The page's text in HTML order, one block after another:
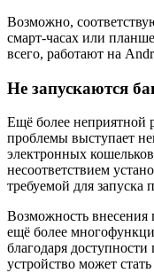
Возможно,
смарт-часах или
всего, работают на
Не запускаются
Ещё более неприятной
проблемы выступает
электронных
несоответствием
требуемой для запуска
Возможность внесения
ещё более
благодаря
устройство может